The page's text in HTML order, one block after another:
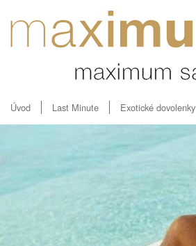
Úvod Last Minute Exotické dovolenky